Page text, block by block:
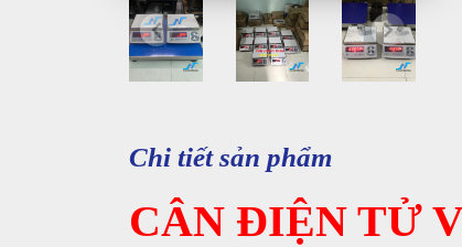
Chi tiết sản phẩm
CÂN ĐIỆN TỬ